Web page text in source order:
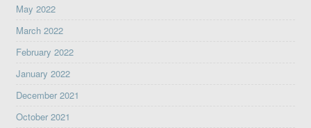
May 2022
March 2022
February 2022
January 2022
December 2021
October 2021